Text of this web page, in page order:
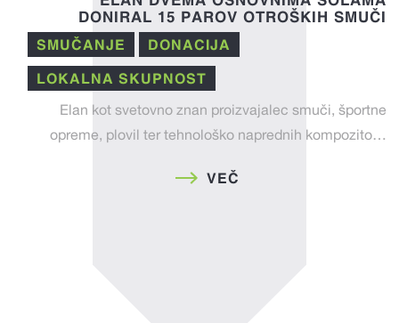
DONIRAL 15 PAROV OTROŠKIH SMUČI
SMUČANJE DONACIJA
LOKALNA SKUPNOST
Elan kot svetovno znan proizvajalec smuči, športne
opreme, plovil ter tehnološko naprednih kompozito…
VEČ